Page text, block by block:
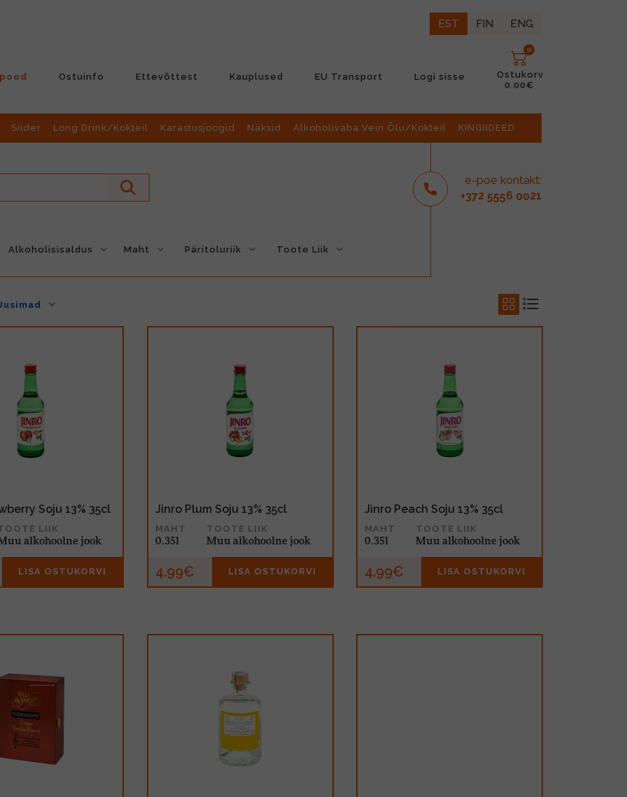
EST FIN ENG
Ostuinfo Ettevõttest Kauplused EU Transport Logi sisse
0
Ostukorv
0.00€
Siider Long Drink/Kokteil Karastusjoogid Näksid Alkoholivaba Vein Õlu/Kokteil KINGIIDEED
e-poe kontakt:
+372 5556 0021
Alkoholisisaldus Maht Päritoluriik Toote Liik
Soju 13% 35cl
LIIK
alkohoolne jook
LISA OSTUKORVI
Jinro Plum Soju 13% 35cl
MAHT
0.35l
TOOTE LIIK
Muu alkohoolne jook
4.99€ LISA OSTUKORVI
Jinro Peach Soju 13% 35cl
MAHT
0.35l
TOOTE LIIK
Muu alkohoolne jook
4.99€ LISA OSTUKORVI